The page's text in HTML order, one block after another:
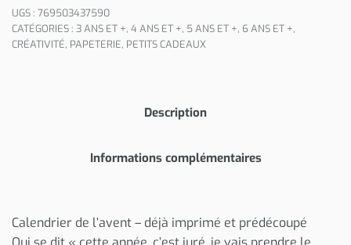
UGS : 769503437590
CATÉGORIES : 3 ANS ET +, 4 ANS ET +, 5 ANS ET +, 6 ANS ET +,
CRÉATIVITÉ, PAPETERIE, PETITS CADEAUX
Description
Informations complémentaires
Calendrier de l’avent – déjà imprimé et prédécoupé